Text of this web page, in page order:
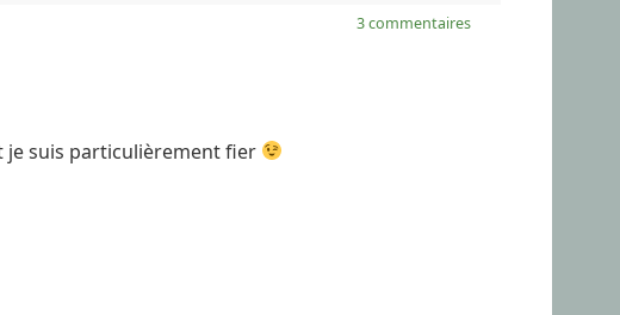
3 commentaires
je suis particulièrement fier